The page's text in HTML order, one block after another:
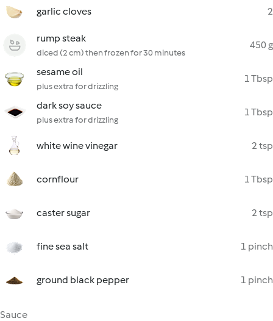
garlic cloves
2
rump steak
diced (2 cm) then frozen for 30 minutes
450 g
sesame oil
plus extra for drizzling
1 Tbsp
dark soy sauce
plus extra for drizzling
1 Tbsp
white wine vinegar 2 tsp
cornflour 1 Tbsp
caster sugar 2 tsp
fine sea salt 1 pinch
ground black pepper 1 pinch
Sauce